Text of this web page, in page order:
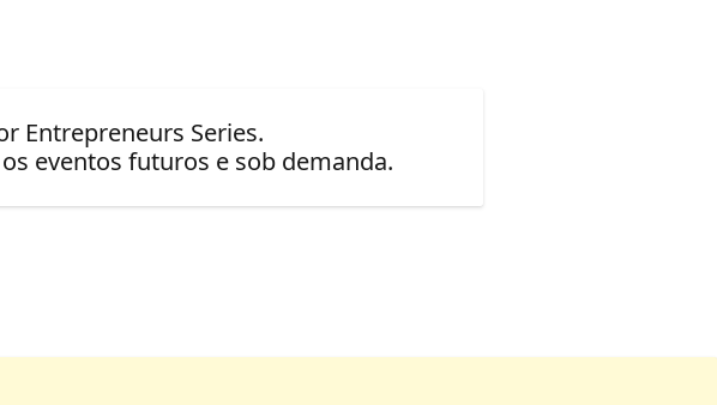
Entrepreneurs Series.
eventos futuros e sob demanda.